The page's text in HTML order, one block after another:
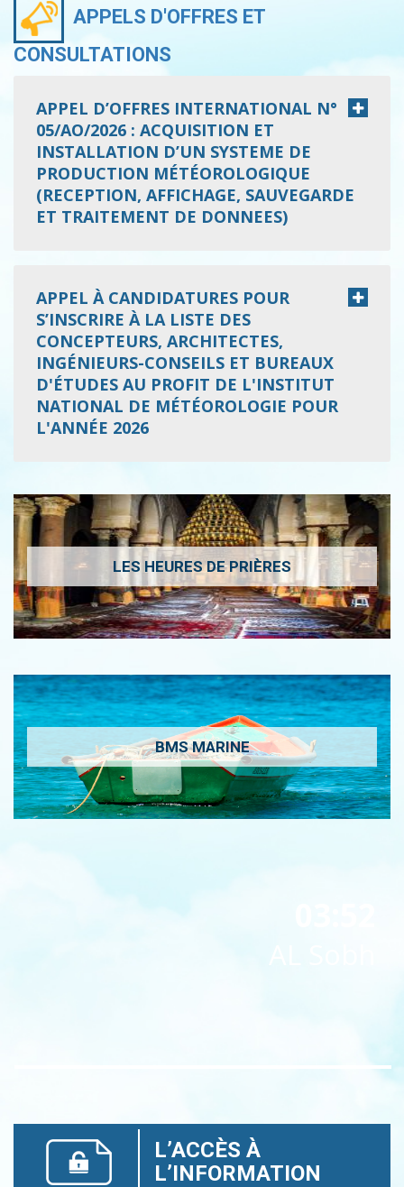
APPELS D'OFFRES ET
CONSULTATIONS
APPEL D’OFFRES INTERNATIONAL N°
05/AO/2026 : ACQUISITION ET
INSTALLATION D’UN SYSTEME DE
PRODUCTION MÉTÉOROLOGIQUE
(RECEPTION, AFFICHAGE, SAUVEGARDE
ET TRAITEMENT DE DONNEES)
APPEL À CANDIDATURES POUR
S’INSCRIRE À LA LISTE DES
CONCEPTEURS, ARCHITECTES,
INGÉNIEURS-CONSEILS ET BUREAUX
D'ÉTUDES AU PROFIT DE L'INSTITUT
NATIONAL DE MÉTÉOROLOGIE POUR
L'ANNÉE 2026
LES HEURES DE PRIÈRES
BMS MARINE
L’ACCÈS À
L’INFORMATION